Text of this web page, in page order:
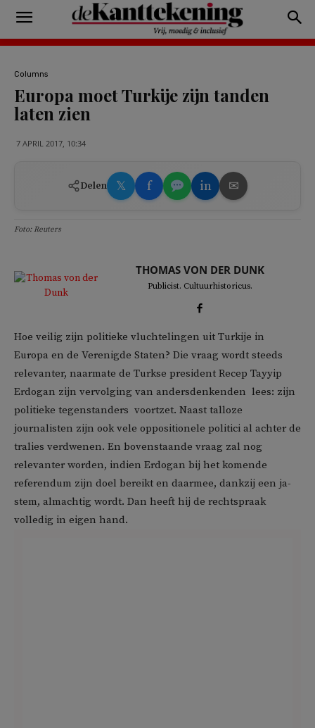
Columns
Europa moet Turkije zijn tanden
laten zien
7 APRIL 2017, 10:34
Delen 𝕏 f in ✉
Foto: Reuters
THOMAS VON DER DUNK
Publicist. Cultuurhistoricus.
Hoe veilig zijn politieke vluchtelingen uit Turkije in
Europa en de Verenigde Staten? Die vraag wordt steeds
relevanter, naarmate de Turkse president Recep Tayyip
Erdogan zijn vervolging van andersdenkenden  lees: zijn
politieke tegenstanders  voortzet. Naast talloze
journalisten zijn ook vele oppositionele politici al achter de
tralies verdwenen. En bovenstaande vraag zal nog
relevanter worden, indien Erdogan bij het komende
referendum zijn doel bereikt en daarmee, dankzij een ja-
stem, almachtig wordt. Dan heeft hij de rechtspraak
volledig in eigen hand.